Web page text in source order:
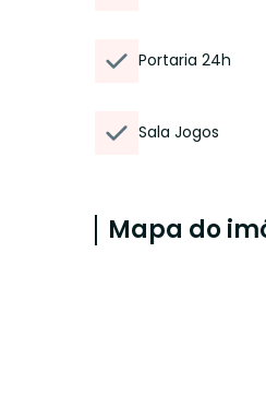
Portaria 24h
Sala Jogos
Mapa do